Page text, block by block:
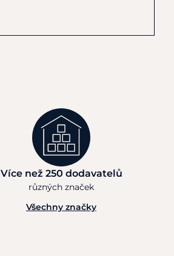
Více než 250 dodavatelů
různých značek
Všechny značky